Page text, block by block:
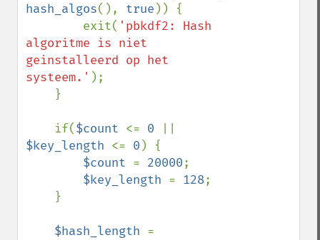
hash_algos(), true )) {
        exit(
'pbkdf2: Hash
algoritme is niet
geinstalleerd op het
systeem.' );
    if(
$count <= 0
$key_length <= 0 ) {
$count = 20000;
$key_length = 128;
$hash_length